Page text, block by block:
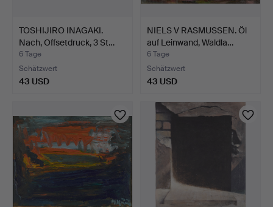
TOSHIJIRO INAGAKI.
Nach, Offsetdruck, 3 St…
6 Tage
Schätzwert
43 USD
NIELS V RASMUSSEN. Öl
auf Leinwand, Waldla…
6 Tage
Schätzwert
43 USD